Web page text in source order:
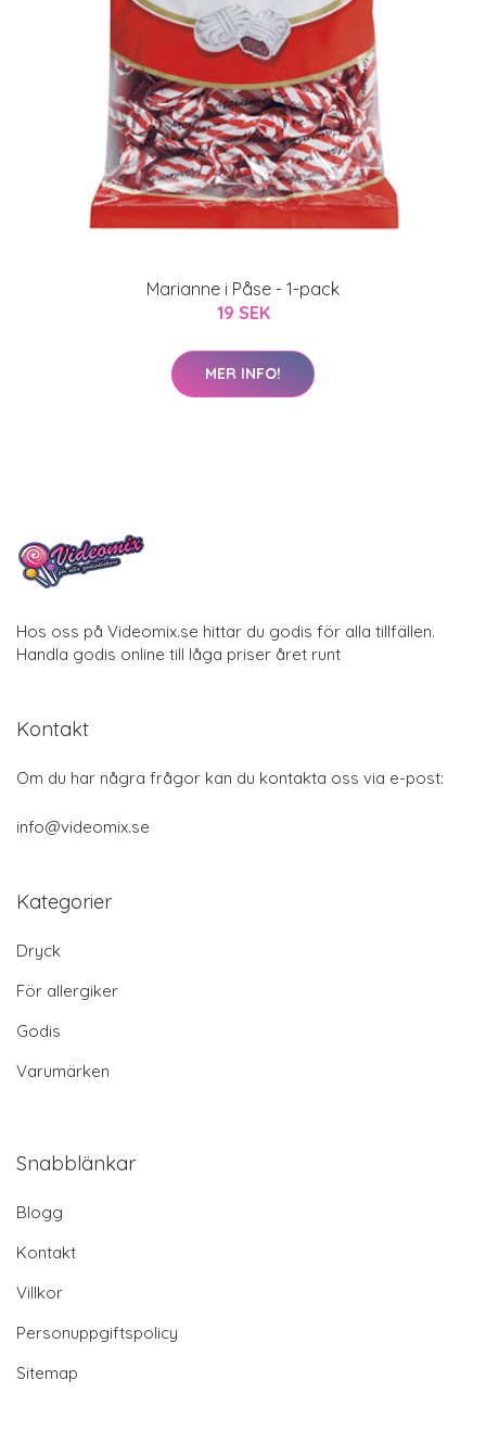
Marianne i Påse - 1-pack
19 SEK
MER INFO!
Hos oss på Videomix.se hittar du godis för alla tillfällen.
Handla godis online till låga priser året runt
Kontakt
Om du har några frågor kan du kontakta oss via e-post:
info@videomix.se
Kategorier
Dryck
För allergiker
Godis
Varumärken
Snabblänkar
Blogg
Kontakt
Villkor
Personuppgiftspolicy
Sitemap